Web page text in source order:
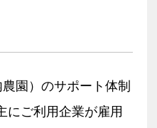
園）のサポート体制
にご利用企業が雇用